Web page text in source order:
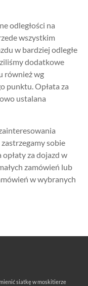
odległości na
wszystkim
w bardziej odległe
dodatkowe
również wg
punktu. Opłata za
ustalana
sobie
za dojazd w
zamówień lub
w wybranych
siatkę w moskitierze